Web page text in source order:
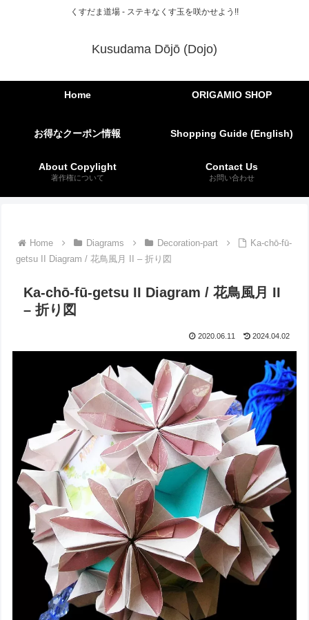
くすだま道場 - ステキなくす玉を咲かせよう!!
Kusudama Dōjō (Dojo)
Home ORIGAMIO SHOP
お得なクーポン情報 Shopping Guide (English)
About Copylight
著作権について
Contact Us
お問い合わせ
Home Diagrams Decoration-part
Ka-chō-fū-
getsu II Diagram / 花鳥風月 II – 折り図
Ka-chō-fū-getsu II Diagram / 花鳥風月 II
– 折り図
2020.06.11 2024.04.02